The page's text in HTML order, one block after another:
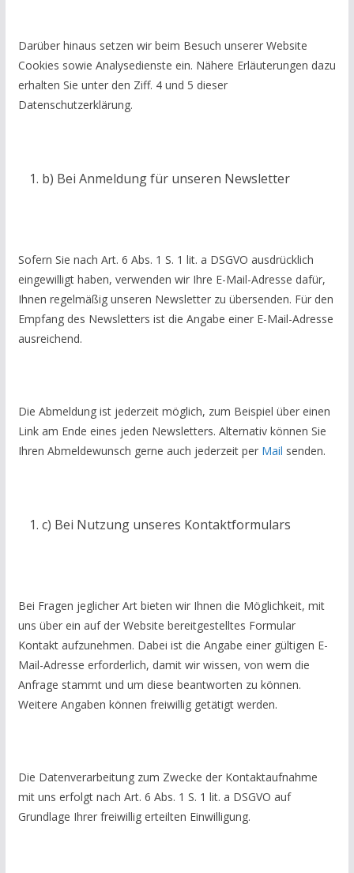
Darüber hinaus setzen wir beim Besuch unserer Website
Cookies sowie Analysedienste ein. Nähere Erläuterungen dazu
erhalten Sie unter den Ziff. 4 und 5 dieser
Datenschutzerklärung.
b) Bei Anmeldung für unseren Newsletter
Sofern Sie nach Art. 6 Abs. 1 S. 1 lit. a DSGVO ausdrücklich
eingewilligt haben, verwenden wir Ihre E-Mail-Adresse dafür,
Ihnen regelmäßig unseren Newsletter zu übersenden. Für den
Empfang des Newsletters ist die Angabe einer E-Mail-Adresse
ausreichend.
Die Abmeldung ist jederzeit möglich, zum Beispiel über einen
Link am Ende eines jeden Newsletters. Alternativ können Sie
Ihren Abmeldewunsch gerne auch jederzeit per Mail senden.
c) Bei Nutzung unseres Kontaktformulars
Bei Fragen jeglicher Art bieten wir Ihnen die Möglichkeit, mit
uns über ein auf der Website bereitgestelltes Formular
Kontakt aufzunehmen. Dabei ist die Angabe einer gültigen E-
Mail-Adresse erforderlich, damit wir wissen, von wem die
Anfrage stammt und um diese beantworten zu können.
Weitere Angaben können freiwillig getätigt werden.
Die Datenverarbeitung zum Zwecke der Kontaktaufnahme
mit uns erfolgt nach Art. 6 Abs. 1 S. 1 lit. a DSGVO auf
Grundlage Ihrer freiwillig erteilten Einwilligung.